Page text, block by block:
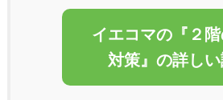
イエコマの『２
対策』の詳しい